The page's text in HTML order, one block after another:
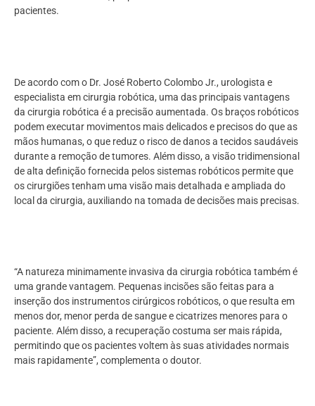
pacientes.
De acordo com o Dr. José Roberto Colombo Jr., urologista e
especialista em cirurgia robótica, uma das principais vantagens
da cirurgia robótica é a precisão aumentada. Os braços robóticos
podem executar movimentos mais delicados e precisos do que as
mãos humanas, o que reduz o risco de danos a tecidos saudáveis
durante a remoção de tumores. Além disso, a visão tridimensional
de alta definição fornecida pelos sistemas robóticos permite que
os cirurgiões tenham uma visão mais detalhada e ampliada do
local da cirurgia, auxiliando na tomada de decisões mais precisas.
“A natureza minimamente invasiva da cirurgia robótica também é
uma grande vantagem. Pequenas incisões são feitas para a
inserção dos instrumentos cirúrgicos robóticos, o que resulta em
menos dor, menor perda de sangue e cicatrizes menores para o
paciente. Além disso, a recuperação costuma ser mais rápida,
permitindo que os pacientes voltem às suas atividades normais
mais rapidamente”, complementa o doutor.